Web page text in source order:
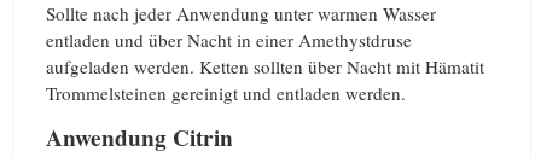
Sollte nach jeder Anwendung unter warmen Wasser
entladen und über Nacht in einer Amethystdruse
aufgeladen werden. Ketten sollten über Nacht mit Hämatit
Trommelsteinen gereinigt und entladen werden.
Anwendung Citrin